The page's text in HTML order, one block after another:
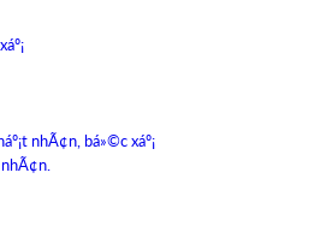
nhÃ¢n, bá»©c xáº¡